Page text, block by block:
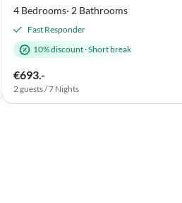
4 Bedrooms· 2 Bathrooms
Fast Responder
10% discount·Short break
€693.-
2 guests / 7 Nights